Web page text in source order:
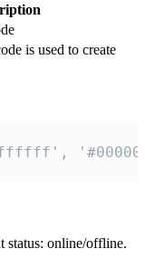
is used to create
status: online/offline.